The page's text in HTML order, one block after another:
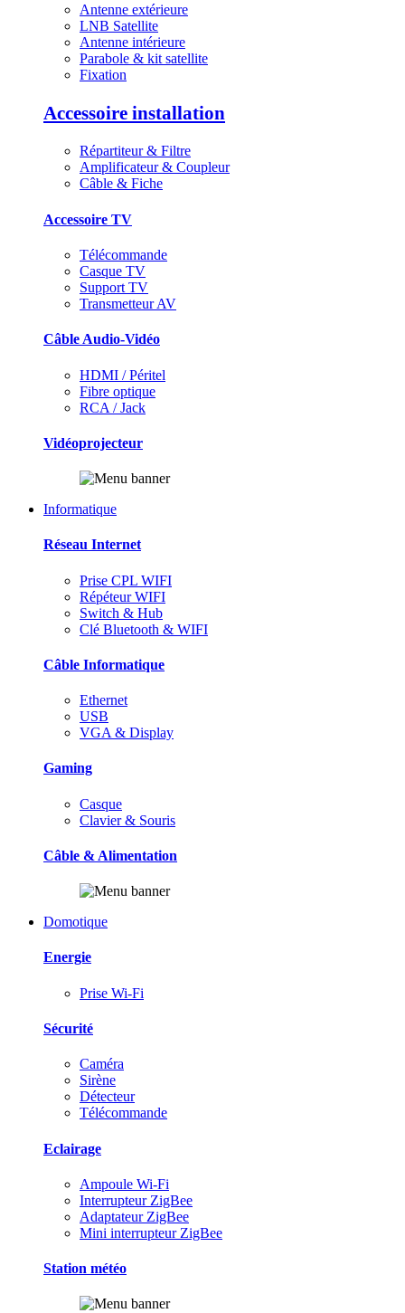
Antenne extérieure
LNB Satellite
Antenne intérieure
Parabole & kit satellite
Fixation
Accessoire installation
Répartiteur & Filtre
Amplificateur & Coupleur
Câble & Fiche
Accessoire TV
Télécommande
Casque TV
Support TV
Transmetteur AV
Câble Audio-Vidéo
HDMI / Péritel
Fibre optique
RCA / Jack
Vidéoprojecteur
Informatique
Réseau Internet
Prise CPL WIFI
Répéteur WIFI
Switch & Hub
Clé Bluetooth & WIFI
Câble Informatique
Ethernet
USB
VGA & Display
Gaming
Casque
Clavier & Souris
Câble & Alimentation
Domotique
Energie
Prise Wi-Fi
Sécurité
Caméra
Sirène
Détecteur
Télécommande
Eclairage
Ampoule Wi-Fi
Interrupteur ZigBee
Adaptateur ZigBee
Mini interrupteur ZigBee
Station météo